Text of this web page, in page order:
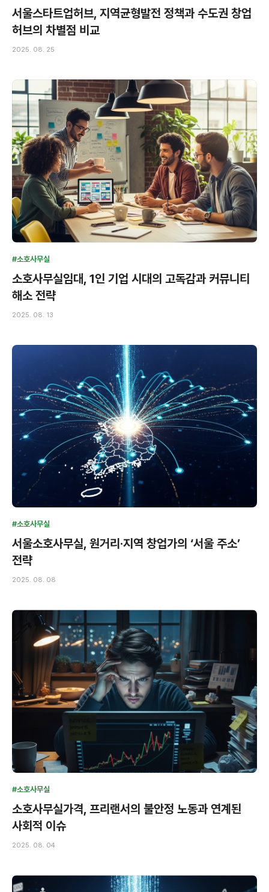
서울스타트업허브, 지역균형발전 정책과 수도권 창업
허브의 차별점 비교
2025. 08. 25
#소호사무실
소호사무실임대, 1인 기업 시대의 고독감과 커뮤니티
해소 전략
2025. 08. 13
#소호사무실
서울소호사무실, 원거리·지역 창업가의 ‘서울 주소’
전략
2025. 08. 08
#소호사무실
소호사무실가격, 프리랜서의 불안정 노동과 연계된
사회적 이슈
2025. 08. 04